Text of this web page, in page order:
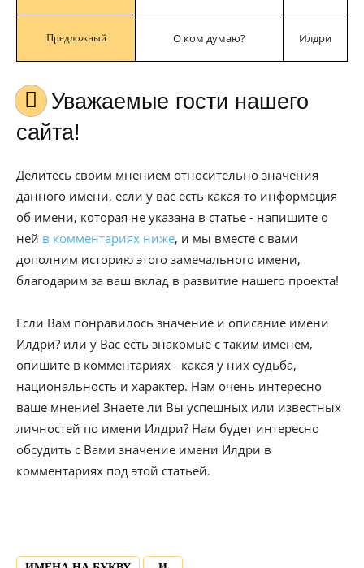
Предложный О ком думаю? Илдри
Уважаемые гости нашего
сайта!
Делитесь своим мнением относительно значения
данного имени, если у вас есть какая-то информация
об имени, которая не указана в статье - напишите о
ней в комментариях ниже, и мы вместе с вами
дополним историю этого замечального имени,
благодарим за ваш вклад в развитие нашего проекта!
Если Вам понравилось значение и описание имени
Илдри? или у Вас есть знакомые с таким именем,
опишите в комментариях - какая у них судьба,
национальность и характер. Нам очень интересно
ваше мнение! Знаете ли Вы успешных или известных
личностей по имени Илдри? Нам будет интересно
обсудить с Вами значение имени Илдри в
комментариях под этой статьей.